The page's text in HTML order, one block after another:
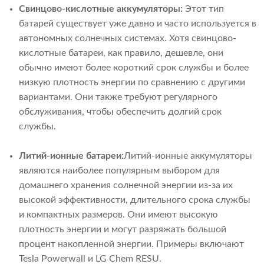
Свинцово-кислотные аккумуляторы: Этот тип
батарей существует уже давно и часто используется в
автономных солнечных системах. Хотя свинцово-
кислотные батареи, как правило, дешевле, они
обычно имеют более короткий срок службы и более
низкую плотность энергии по сравнению с другими
вариантами. Они также требуют регулярного
обслуживания, чтобы обеспечить долгий срок
службы.
Литий-ионные батареи:Литий-ионные аккумуляторы
являются наиболее популярным выбором для
домашнего хранения солнечной энергии из-за их
высокой эффективности, длительного срока службы
и компактных размеров. Они имеют высокую
плотность энергии и могут разряжать большой
процент накопленной энергии. Примеры включают
Tesla Powerwall и LG Chem RESU.